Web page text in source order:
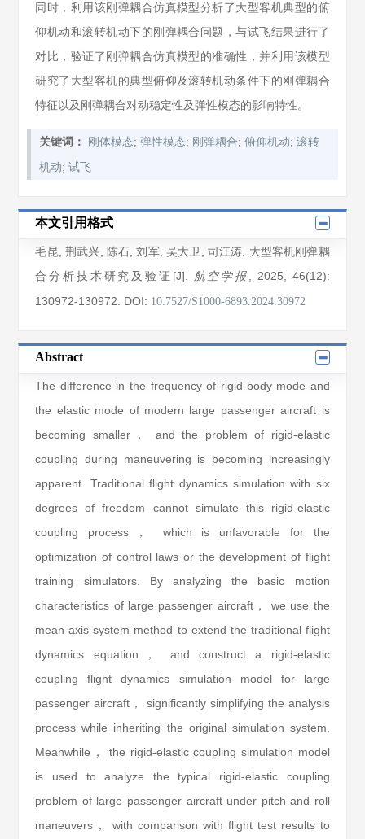
同时，利用该刚弹耦合仿真模型分析了大型客机典型的俯
仰机动和滚转机动下的刚弹耦合问题，与试飞结果进行了
对比，验证了刚弹耦合仿真模型的准确性，并利用该模型
研究了大型客机的典型俯仰及滚转机动条件下的刚弹耦合
特征以及刚弹耦合对动稳定性及弹性模态的影响特性。
关键词： 刚体模态;弹性模态; 刚弹耦合;俯仰机动;滚转
机动;试飞
本文引用格式
毛昆 荆武兴 陈石 ,刘军, 吴大卫 司江涛 . 大型客机刚弹耦
合分析技术研究及验证[J].
航空学报 , 2025 , 46(12):
130972-130972 DOI: 10.7527/S1000-6893.2024.30972
Abstract
The difference in the frequency of rigid-body mode and
the elastic mode of modern large passenger aircraft is
becoming smaller， and the problem of rigid-elastic
coupling during maneuvering is becoming increasingly
apparent. Traditional flight dynamics simulation with six
degrees of freedom cannot simulate this rigid-elastic
coupling process， which is unfavorable for the
optimization of control laws or the development of flight
training simulators. By analyzing the basic motion
characteristics of large passenger aircraft， we use the
mean axis system method to extend the traditional flight
dynamics equation， and construct a rigid-elastic
coupling flight dynamics simulation model for large
passenger aircraft， significantly simplifying the analysis
process while inheriting the original simulation system.
Meanwhile， the rigid-elastic coupling simulation model
is used to analyze the typical rigid-elastic coupling
problem of large passenger aircraft under pitch and roll
maneuvers， with comparison with flight test results to